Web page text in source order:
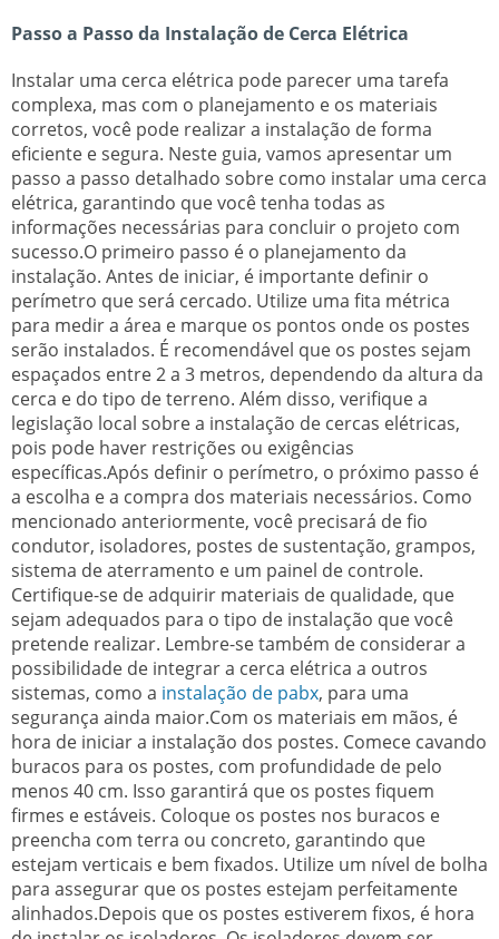
Passo a Passo da Instalação de Cerca Elétrica
Instalar uma cerca elétrica pode parecer uma tarefa
complexa, mas com o planejamento e os materiais
corretos, você pode realizar a instalação de forma
eficiente e segura. Neste guia, vamos apresentar um
passo a passo detalhado sobre como instalar uma cerca
elétrica, garantindo que você tenha todas as
informações necessárias para concluir o projeto com
sucesso.O primeiro passo é o planejamento da
instalação. Antes de iniciar, é importante definir o
perímetro que será cercado. Utilize uma fita métrica
para medir a área e marque os pontos onde os postes
serão instalados. É recomendável que os postes sejam
espaçados entre 2 a 3 metros, dependendo da altura da
cerca e do tipo de terreno. Além disso, verifique a
legislação local sobre a instalação de cercas elétricas,
pois pode haver restrições ou exigências
específicas.Após definir o perímetro, o próximo passo é
a escolha e a compra dos materiais necessários. Como
mencionado anteriormente, você precisará de fio
condutor, isoladores, postes de sustentação, grampos,
sistema de aterramento e um painel de controle.
Certifique-se de adquirir materiais de qualidade, que
sejam adequados para o tipo de instalação que você
pretende realizar. Lembre-se também de considerar a
possibilidade de integrar a cerca elétrica a outros
sistemas, como a instalação de pabx, para uma
segurança ainda maior.Com os materiais em mãos, é
hora de iniciar a instalação dos postes. Comece cavando
buracos para os postes, com profundidade de pelo
menos 40 cm. Isso garantirá que os postes fiquem
firmes e estáveis. Coloque os postes nos buracos e
preencha com terra ou concreto, garantindo que
estejam verticais e bem fixados. Utilize um nível de bolha
para assegurar que os postes estejam perfeitamente
alinhados.Depois que os postes estiverem fixos, é hora